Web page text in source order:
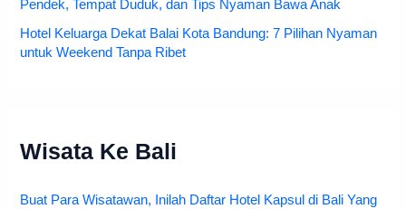
Pendek, Tempat Duduk, dan Tips Nyaman Bawa Anak
Hotel Keluarga Dekat Balai Kota Bandung: 7 Pilihan Nyaman
untuk Weekend Tanpa Ribet
Wisata Ke Bali
Buat Para Wisatawan, Inilah Daftar Hotel Kapsul di Bali Yang